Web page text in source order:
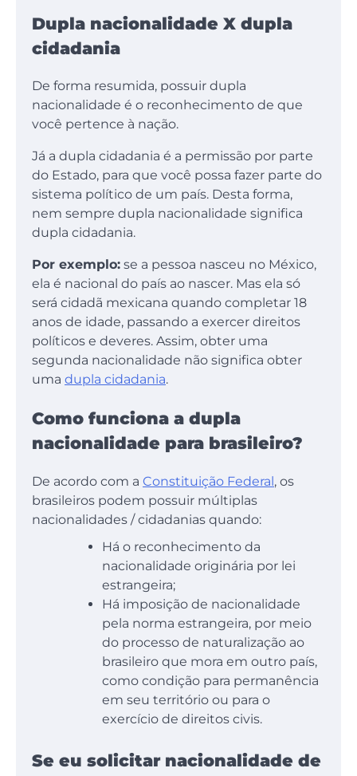
Dupla nacionalidade X dupla
cidadania
De forma resumida, possuir dupla
nacionalidade é o reconhecimento de que
você pertence à nação.
Já a dupla cidadania é a permissão por parte
do Estado, para que você possa fazer parte do
sistema político de um país. Desta forma,
nem sempre dupla nacionalidade significa
dupla cidadania.
Por exemplo: se a pessoa nasceu no México,
ela é nacional do país ao nascer. Mas ela só
será cidadã mexicana quando completar 18
anos de idade, passando a exercer direitos
políticos e deveres. Assim, obter uma
segunda nacionalidade não significa obter
uma dupla cidadania.
Como funciona a dupla
nacionalidade para brasileiro?
De acordo com a Constituição Federal, os
brasileiros podem possuir múltiplas
nacionalidades / cidadanias quando:
Há o reconhecimento da
nacionalidade originária por lei
estrangeira;
Há imposição de nacionalidade
pela norma estrangeira, por meio
do processo de naturalização ao
brasileiro que mora em outro país,
como condição para permanência
em seu território ou para o
exercício de direitos civis.
Se eu solicitar nacionalidade de